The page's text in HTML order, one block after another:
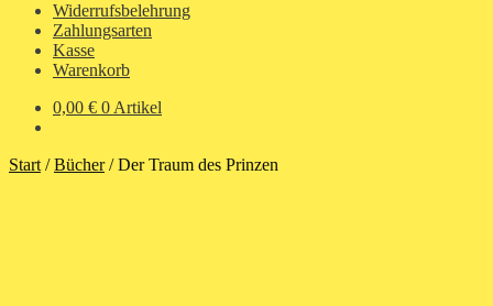
Widerrufsbelehrung
Zahlungsarten
Kasse
Warenkorb
0,00 € 0 Artikel
Start /Bücher/Der Traum des Prinzen